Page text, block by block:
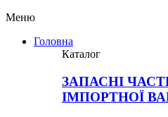
Меню
Головна
Каталог
ЗАПАСНІ
ІМПОРТНОЇ